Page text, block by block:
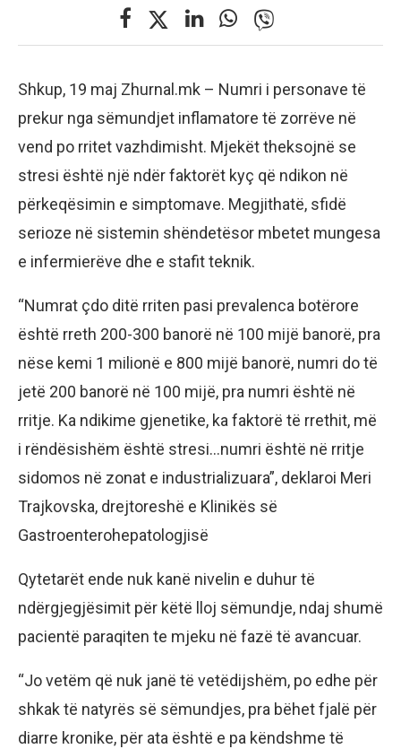
Shkup, 19 maj Zhurnal.mk – Numri i personave të
prekur nga sëmundjet inflamatore të zorrëve në
vend po rritet vazhdimisht. Mjekët theksojnë se
stresi është një ndër faktorët kyç që ndikon në
përkeqësimin e simptomave. Megjithatë, sfidë
serioze në sistemin shëndetësor mbetet mungesa
e infermierëve dhe e stafit teknik.
“Numrat çdo ditë rriten pasi prevalenca botërore
është rreth 200-300 banorë në 100 mijë banorë, pra
nëse kemi 1 milionë e 800 mijë banorë, numri do të
jetë 200 banorë në 100 mijë, pra numri është në
rritje. Ka ndikime gjenetike, ka faktorë të rrethit, më
i rëndësishëm është stresi…numri është në rritje
sidomos në zonat e industrializuara”, deklaroi Meri
Trajkovska, drejtoreshë e Klinikës së
Gastroenterohepatologjisë
Qytetarët ende nuk kanë nivelin e duhur të
ndërgjegjësimit për këtë lloj sëmundje, ndaj shumë
pacientë paraqiten te mjeku në fazë të avancuar.
“Jo vetëm që nuk janë të vetëdijshëm, po edhe për
shkak të natyrës së sëmundjes, pra bëhet fjalë për
diarre kronike, për ata është e pa këndshme të